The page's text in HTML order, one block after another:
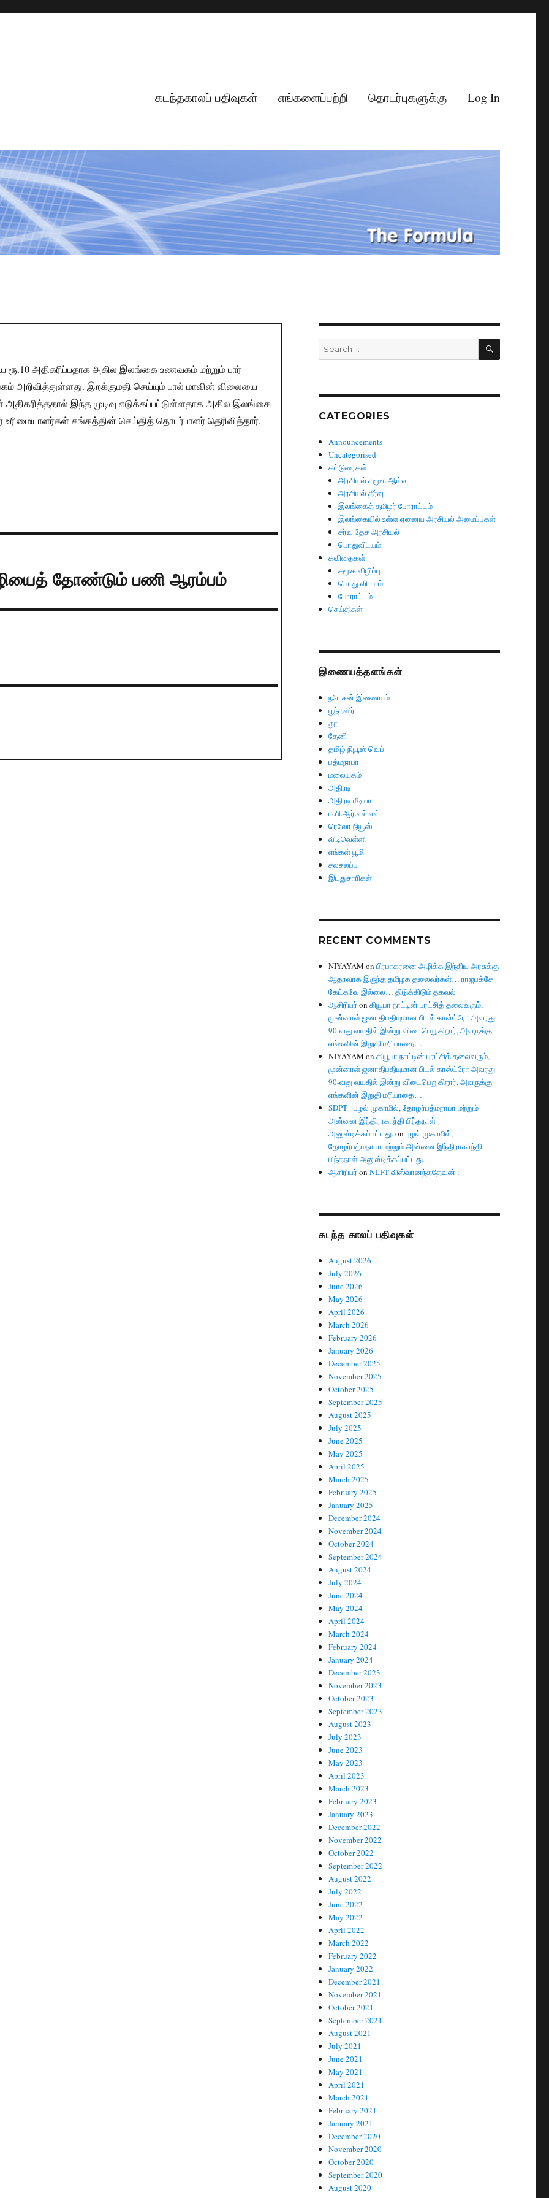
கடந்தகாலப் பதிவுகள் எங்களைப்பற்றி தொடர்புகளுக்கு Log In
ரூ.10 அதிகரிப்பதாக அகில இலங்கை உணவகம் மற்றும் பார்
அறிவித்துள்ளது. இறக்குமதி செய்யும் பால் மாவின் விலையை
அதிகரித்ததால் இந்த முடிவு எடுக்கப்பட்டுள்ளதாக அகில இலங்கை
உரிமையாளர்கள் சங்கத்தின் செய்தித் தொடர்பாளர் தெரிவித்தார்.
தோண்டும் பணி ஆரம்பம்
Search
for:
SEARCH
CATEGORIES
Announcements
Uncategorised
கட்டுரைகள்
அரசியல் சமூக ஆய்வு
அரசியல் தீர்வு
இலங்கைத் தமிழர் போராட்டம்
இலங்கையில் உள்ள ஏனைய அரசியல் அமைப்புகள்
சர்வ தேச அரசியல்
பொதுவிடயம்
கவிதைகள்
சமூக விழிப்பு
பொது விடயம்
போராட்டம்
செய்திகள்
இணையத்தளங்கள்
நடேசன் இணையம்
பூந்தளிர்
தூ
தேனி
தமிழ் நியூஸ் வெப்
பத்மநாபா
மலையகம்
அதிரடி
அதிரடி மீடியா
ஈ.பி.ஆர்.எல்.எவ்.
ரெலோ நியூஸ்
விடிவெள்ளி
எங்கள் பூமி
சலசலப்பு
இடதுசாரிகள்
RECENT COMMENTS
NIYAYAM onபிரபாகரனை அழிக்க இந்திய அரசுக்கு
ஆதரவாக இருந்த தமிழக தலைவர்கள்… ராஜபக்சே
கேட்கவே இல்லை… திடுக்கிடும் தகவல்
ஆசிரியர் onகியூபா நாட்டின் புரட்சித் தலைவரும்,
முன்னாள் ஜனாதிபதியுமான பிடல் காஸ்ட்ரோ அவரது
90-வது வயதில் இன்று விடைபெறுகிறார், அவருக்கு
எங்களின் இறுதி மரியாதை….
NIYAYAM onகியூபா நாட்டின் புரட்சித் தலைவரும்,
முன்னாள் ஜனாதிபதியுமான பிடல் காஸ்ட்ரோ அவரது
90-வது வயதில் இன்று விடைபெறுகிறார், அவருக்கு
எங்களின் இறுதி மரியாதை….
SDPT - புழல் முகாமில், தோழர்பத்மநாபா மற்றும்
அன்னை இந்திராகாந்தி பிந்தநாள்
அனுஸ்டிக்கப்பட்டது.onபுழல் முகாமில்,
தோழர்பத்மநாபா மற்றும் அன்னை இந்திராகாந்தி
பிந்தநாள் அனுஸ்டிக்கப்பட்டது.
ஆசிரியர் onNLFT விஸ்வானந்ததேவன் :
கடந்த காலப் பதிவுகள்
August 2026
July 2026
June 2026
May 2026
April 2026
March 2026
February 2026
January 2026
December 2025
November 2025
October 2025
September 2025
August 2025
July 2025
June 2025
May 2025
April 2025
March 2025
February 2025
January 2025
December 2024
November 2024
October 2024
September 2024
August 2024
July 2024
June 2024
May 2024
April 2024
March 2024
February 2024
January 2024
December 2023
November 2023
October 2023
September 2023
August 2023
July 2023
June 2023
May 2023
April 2023
March 2023
February 2023
January 2023
December 2022
November 2022
October 2022
September 2022
August 2022
July 2022
June 2022
May 2022
April 2022
March 2022
February 2022
January 2022
December 2021
November 2021
October 2021
September 2021
August 2021
July 2021
June 2021
May 2021
April 2021
March 2021
February 2021
January 2021
December 2020
November 2020
October 2020
September 2020
August 2020